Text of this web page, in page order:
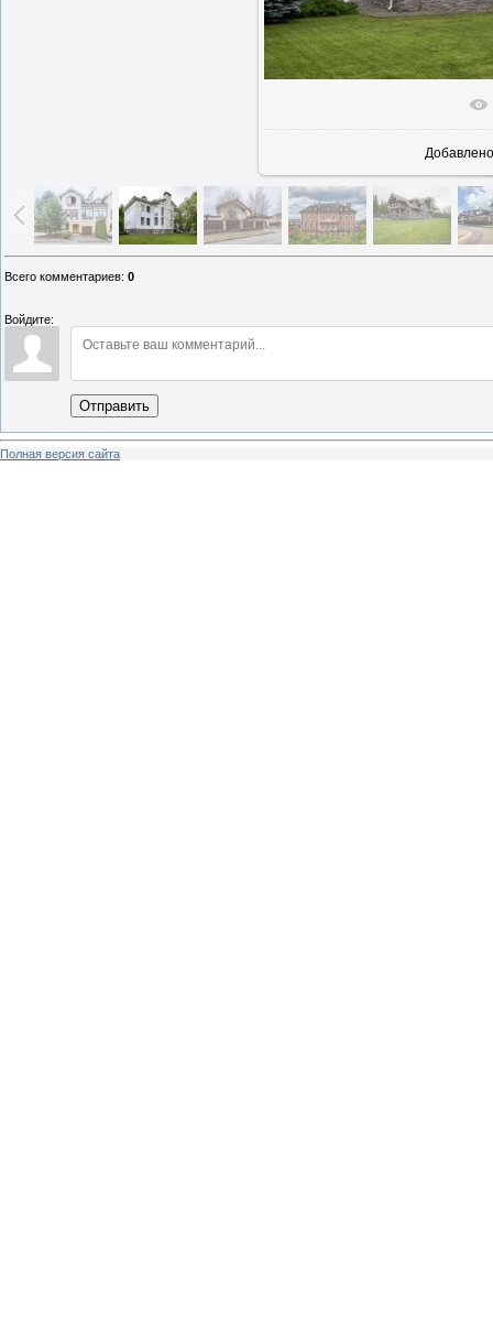
В
Добавлено
Всего комментариев: 0
Войдите:
Отправить
Полная версия сайта